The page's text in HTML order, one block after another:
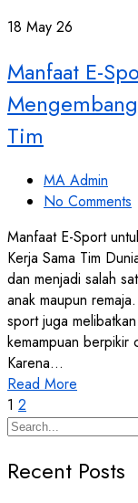
18 May 26
Manfaat E-
Tim
MA Admin
No Comments
Manfaat E-Sport
Kerja Sama Tim
dan menjadi salah
anak maupun
sport juga
kemampuan berpikir
Karena…
Read More
1 2
Recent Posts